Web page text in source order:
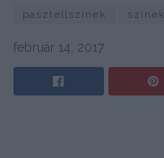
pasztellszínek
színek
február 14, 2017